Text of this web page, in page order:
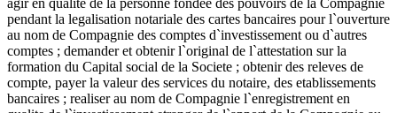
pendant la legalisation notariale des cartes bancaires pour l`ouverture
au nom de Compagnie des comptes d`investissement ou d`autres
comptes ; demander et obtenir l`original de l`attestation sur la
formation du Capital social de la Societe ; obtenir des releves de
compte, payer la valeur des services du notaire, des etablissements
bancaires ; realiser au nom de Compagnie l`enregistrement en